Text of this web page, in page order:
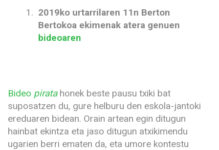
2019ko urtarrilaren 11n Berton
Bertokoa ekimenak atera genuen
bideoaren
Bideo piratahonek beste pausu txiki bat
suposatzen du, gure helburu den eskola-jantoki
ereduaren bidean. Orain artean egin ditugun
hainbat ekintza eta jaso ditugun atxikimendu
ugarien berri ematen da, eta umore kontestu